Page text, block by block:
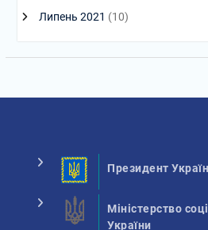
Липень 2021 (10)
Президент
Міністерство
України